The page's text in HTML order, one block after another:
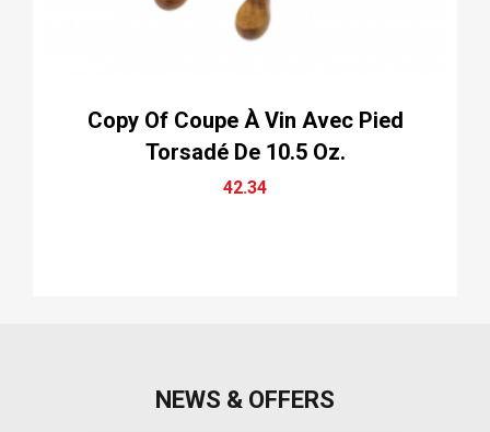
Copy Of Coupe À Vin Avec Pied
Torsadé De 10.5 Oz.
42.34
NEWS & OFFERS